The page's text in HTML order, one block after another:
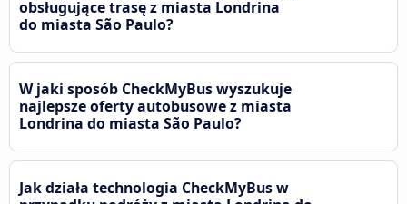
obsługujące trasę z miasta Londrina
do miasta São Paulo?
W jaki sposób CheckMyBus wyszukuje
najlepsze oferty autobusowe z miasta
Londrina do miasta São Paulo?
Jak działa technologia CheckMyBus w